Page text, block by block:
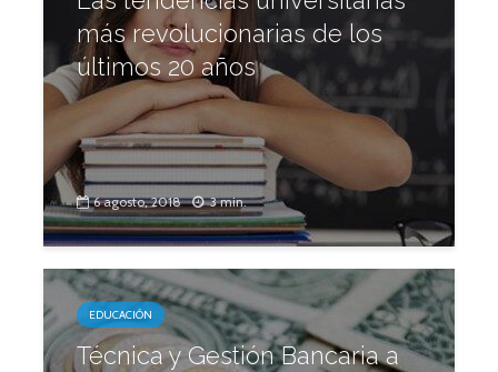
más revolucionarias de los
últimos 20 años
6 agosto, 2018 3 min.
EDUCACIÓN
Técnica y Gestión Bancaria a